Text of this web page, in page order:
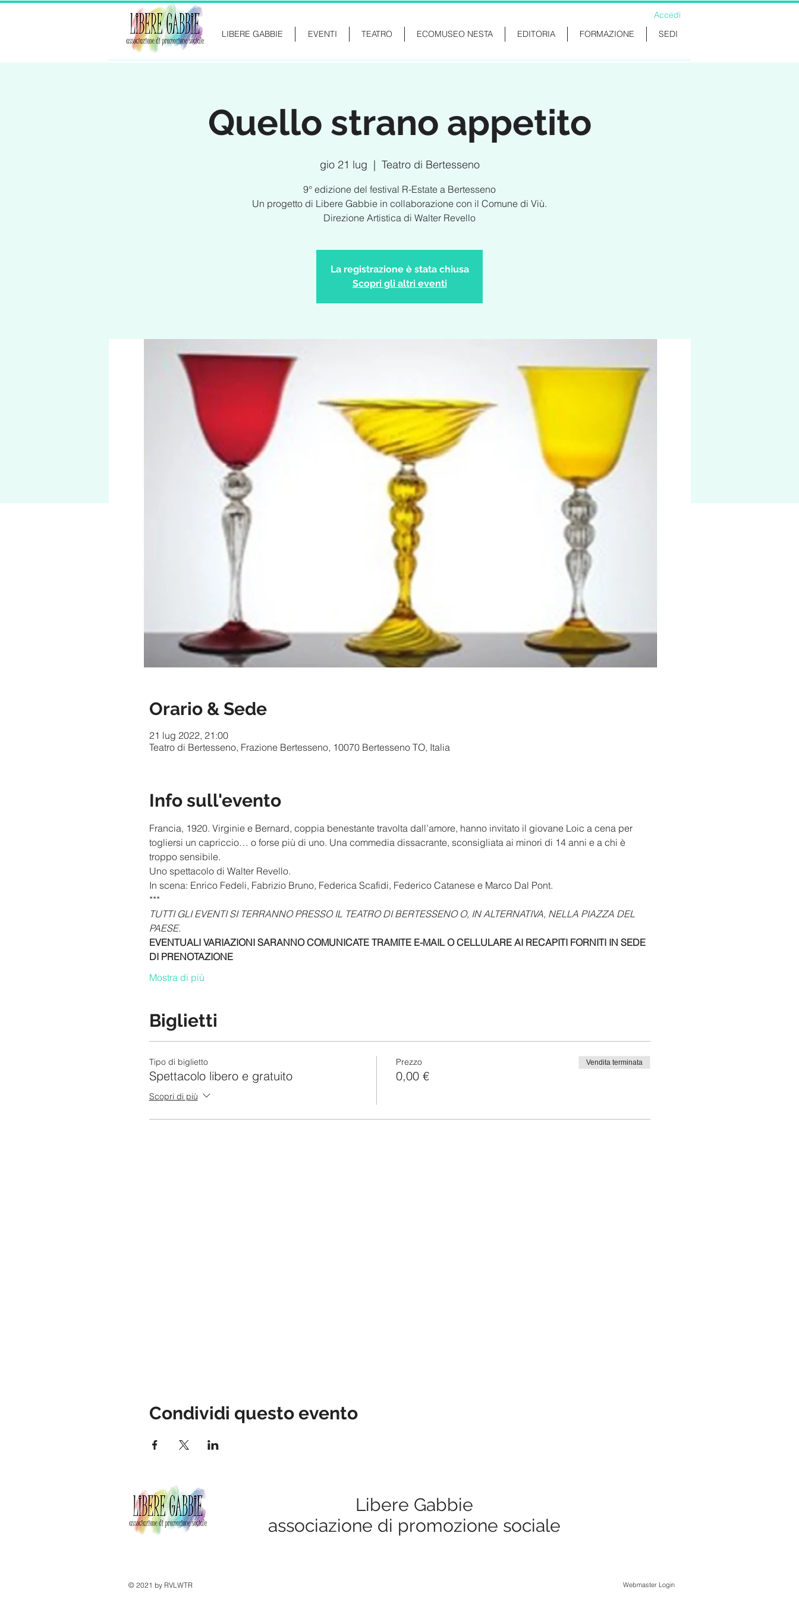
Accedi
LIBERE GABBIE
EVENTI TEATRO ECOMUSEO NESTA EDITORIA FORMAZIONE SEDI
Quello strano appetito
gio 21 lug
  |
Teatro di Bertesseno
9° edizione del festival R-Estate a Bertesseno
Un progetto di Libere Gabbie in collaborazione con il Comune di Viù.
Direzione Artistica di Walter Revello
La registrazione è stata chiusa
Scopri gli altri eventi
Orario & Sede
21 lug 2022, 21:00
Teatro di Bertesseno, Frazione Bertesseno, 10070 Bertesseno TO, Italia
Info sull'evento
Francia, 1920. Virginie e Bernard, coppia benestante travolta dall’amore, hanno invitato il giovane Loic a cena per
togliersi un capriccio… o forse più di uno. Una commedia dissacrante, sconsigliata ai minori di 14 anni e a chi è
troppo sensibile.
Uno spettacolo di Walter Revello.
In scena: Enrico Fedeli, Fabrizio Bruno, Federica Scafidi, Federico Catanese e Marco Dal Pont.
***
TUTTI GLI EVENTI SI TERRANNO PRESSO IL TEATRO DI BERTESSENO O, IN ALTERNATIVA, NELLA PIAZZA DEL
PAESE.
EVENTUALI VARIAZIONI SARANNO COMUNICATE TRAMITE E-MAIL O CELLULARE AI RECAPITI FORNITI IN SEDE
DI PRENOTAZIONE
Mostra di più
Biglietti
Tipo di biglietto
Spettacolo libero e gratuito
Scopri di più
Prezzo
0,00 €
Vendita terminata
Condividi questo evento
Libere Gabbie
associazione di promozione sociale
© 2021 by RVLWTR Webmaster Login